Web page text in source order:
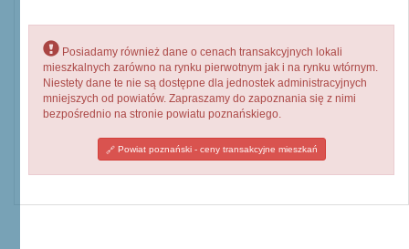
Posiadamy również dane o cenach transakcyjnych lokali
mieszkalnych zarówno na rynku pierwotnym jak i na rynku wtórnym.
Niestety dane te nie są dostępne dla jednostek administracyjnych
mniejszych od powiatów. Zapraszamy do zapoznania się z nimi
bezpośrednio na stronie powiatu poznańskiego.
Powiat poznański - ceny transakcyjne mieszkań